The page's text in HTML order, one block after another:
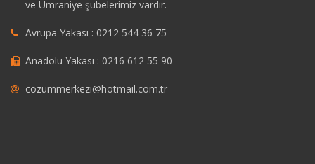
ve Ümraniye şubelerimiz vardır.
Avrupa Yakası : 0212 544 36 75
Anadolu Yakası : 0216 612 55 90
cozummerkezi@hotmail.com.tr